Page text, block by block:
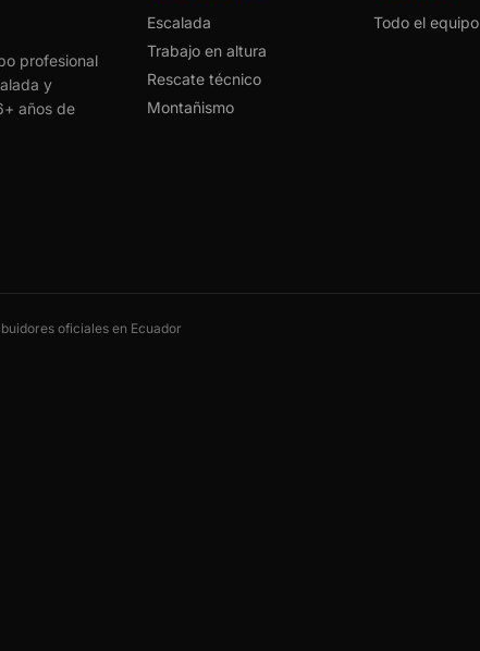
profesional
y
+ años de
Escalada
Trabajo en altura
Rescate técnico
Montañismo
Todo el equipo
oficiales en Ecuador